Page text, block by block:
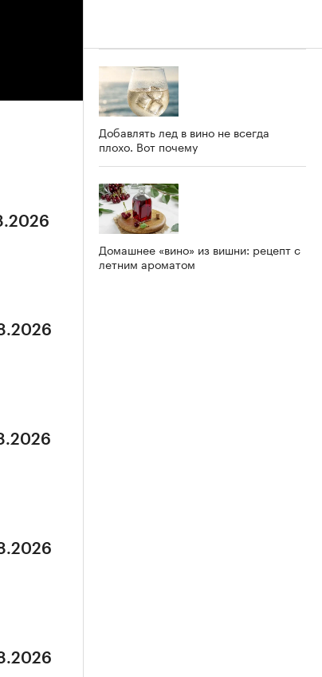
Добавлять лед в вино не всегда
плохо. Вот почему
Домашнее «вино» из вишни: рецепт с
летним ароматом